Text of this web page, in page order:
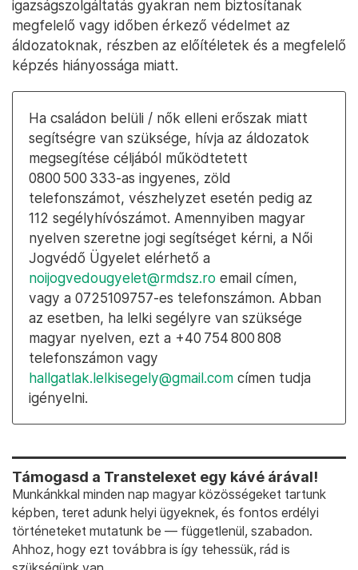
igazságszolgáltatás gyakran nem biztosítanak
megfelelő vagy időben érkező védelmet az
áldozatoknak, részben az előítéletek és a megfelelő
képzés hiányossága miatt.
Ha családon belüli / nők elleni erőszak miatt
segítségre van szüksége, hívja az áldozatok
megsegítése céljából működtetett
0800 500 333-as ingyenes, zöld
telefonszámot, vészhelyzet esetén pedig az
112 segélyhívószámot. Amennyiben magyar
nyelven szeretne jogi segítséget kérni, a Női
Jogvédő Ügyelet elérhető a
noijogvedougyelet@rmdsz.ro email címen,
vagy a 0725109757-es telefonszámon. Abban
az esetben, ha lelki segélyre van szüksége
magyar nyelven, ezt a +40 754 800 808
telefonszámon vagy
hallgatlak.lelkisegely@gmail.com címen tudja
igényelni.
Támogasd a Transtelexet egy kávé árával!
Munkánkkal minden nap magyar közösségeket tartunk
képben, teret adunk helyi ügyeknek, és fontos erdélyi
történeteket mutatunk be — függetlenül, szabadon.
Ahhoz, hogy ezt továbbra is így tehessük, rád is